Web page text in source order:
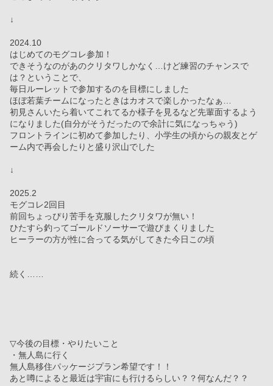
↓
2024.10
はじめてのモグコレ参加！
できそうなのがあのクリタワしかなく…けど練習のチャンスで
は？ということで、
毎日ルーレットで参加するのを目標にしました
ほぼ若葉チームになったときはカオスで楽しかったなぁ…
初見さんいたら着いてこれてるか様子を見るなど先輩面するよう
になりました(自分がそうだったので余計に気になっちゃう)
フロントラインに初めて参加したり、小学生の頃からの親友とゲ
ーム内で再会したりと盛り沢山でした
↓
2025.2
モグコレ2回目
前回ちょっぴり苦手を克服したクリタワが無い！
ひたすら釣ってゴールドソーサーで遊びまくりました
ヒーラーの方が性に合ってる気がしてきた今日この頃
続く……
▽今後の目標・やりたいこと
・無人島に行く
無人島移住パッケージプラン希望です！！
あと噂によると最近は宇宙にも行けるらしい？？何なんだ？？